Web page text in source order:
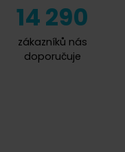
14 290
zákazníků nás
doporučuje